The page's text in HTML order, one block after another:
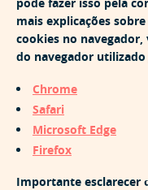
mais explicações
cookies no
do navegador
Chrome
Safari
Microsoft Edge
Firefox
Importante esclarecer